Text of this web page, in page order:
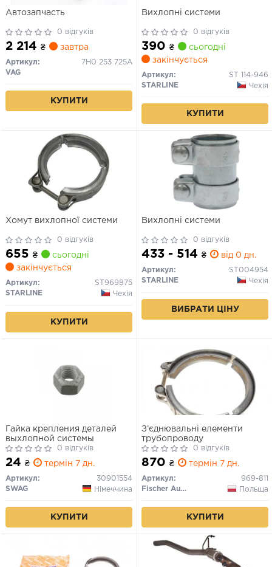
Автозапчасть
0 відгуків
2 214 ₴ завтра
Артикул:
7H0 253 725A
VAG
КУПИТИ
Вихлопнi системи
0 відгуків
390 ₴
сьогодні
закінчується
Артикул:
ST 114-946
STARLINE
Чехія
КУПИТИ
Хомут вихлопної системи
0 відгуків
655 ₴
сьогодні
закінчується
Артикул:
ST969875
STARLINE
Чехія
КУПИТИ
Вихлопнi системи
0 відгуків
433 - 514 ₴ від 0 дн.
Артикул:
ST004954
STARLINE
Чехія
ВИБРАТИ ЦІНУ
Гайка крепления деталей
выхлопной системы
0 відгуків
24 ₴ термін 7 дн.
Артикул:
30901554
SWAG
Німеччина
КУПИТИ
З’єднювальні елементи
трубопроводу
0 відгуків
870 ₴ термін 7 дн.
Артикул:
969-811
Fischer Automotive One (FA1)
Польща
КУПИТИ